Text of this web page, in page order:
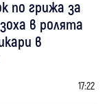
по грижа за
в ролята
в
17:22